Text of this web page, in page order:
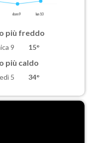
dom 9 lun 10
più freddo
9 15°
più caldo
5 34°